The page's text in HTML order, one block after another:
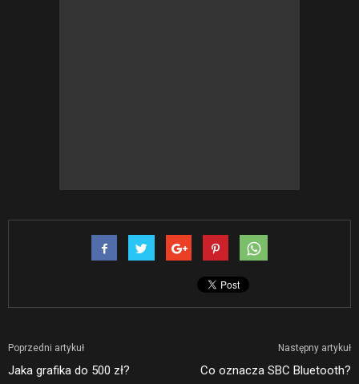
Poprzedni artykuł
Jaka grafika do 500 zł?
Następny artykuł
Co oznacza SBC Bluetooth?